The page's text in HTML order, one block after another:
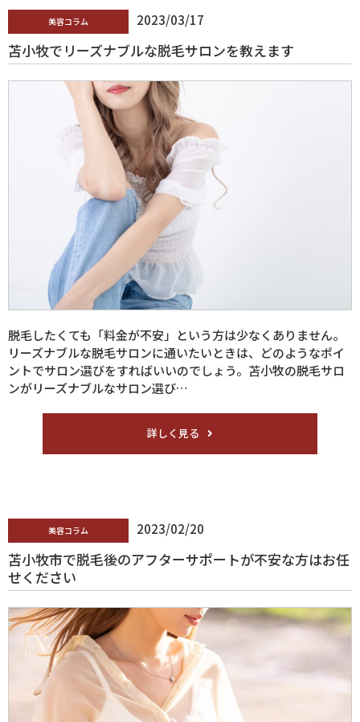
美容コラム 2023/03/17
苫小牧でリーズナブルな脱毛サロンを教えます
脱毛したくても「料金が不安」という方は少なくありません。
リーズナブルな脱毛サロンに通いたいときは、どのようなポイ
ントでサロン選びをすればいいのでしょう。苫小牧の脱毛サロ
ンがリーズナブルなサロン選び…
詳しく見る
美容コラム 2023/02/20
苫小牧市で脱毛後のアフターサポートが不安な方はお任
せください